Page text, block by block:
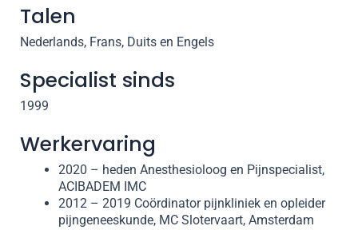
Talen
Nederlands, Frans, Duits en Engels
Specialist sinds
1999
Werkervaring
2020 – heden Anesthesioloog en Pijnspecialist,
ACIBADEM IMC
2012 – 2019 Coördinator pijnkliniek en opleider
pijngeneeskunde, MC Slotervaart, Amsterdam